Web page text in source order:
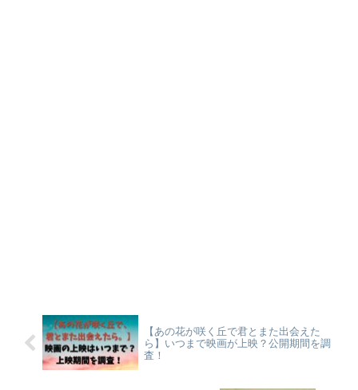
【あの花が咲く丘で君とまた出会えた
ら】いつまで映画が上映？公開期間を調
査！